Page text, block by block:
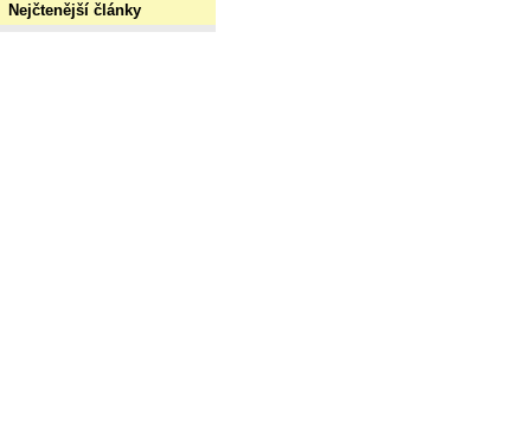
Nejčtenější články